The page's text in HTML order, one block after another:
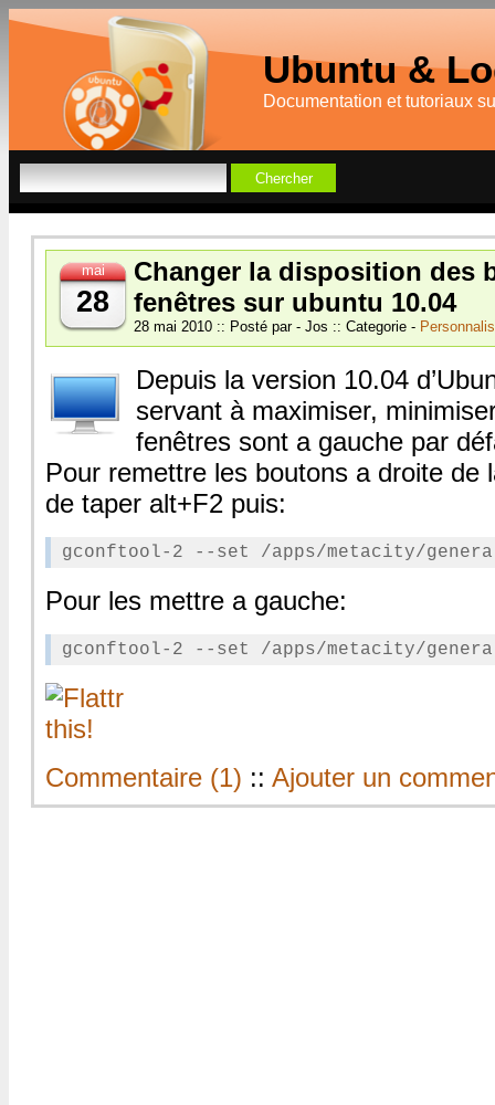
Ubuntu &
Documentation et tutoriaux
mai
28
Changer la disposition des
fenêtres sur ubuntu 10.04
28 mai 2010 :: Posté par - Jos :: Categorie -
Depuis la version 10.04
servant à maximiser,
fenêtres sont a gauche par
Pour remettre les boutons a droite de
de taper alt+F2 puis:
Pour les mettre a gauche:
Commentaire (1) :: Ajouter un